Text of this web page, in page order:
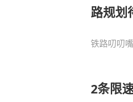
路规划
铁路叨叨嘴
2条限